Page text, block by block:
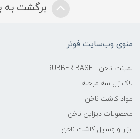
برگشت به
منوی وب‌سایت فوتر
لمینت ناخن - RUBBER BASE
لاک ژل سه مرحله
مواد کاشت ناخن
محصولات دیزاین ناخن
ابزار و وسایل کاشت ناخن